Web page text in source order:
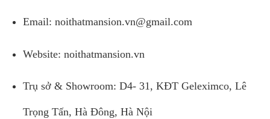
Email: noithatmansion.vn@gmail.com
Website: noithatmansion.vn
Trụ sở & Showroom: D4- 31, KĐT Geleximco, Lê
Trọng Tấn, Hà Đông, Hà Nội